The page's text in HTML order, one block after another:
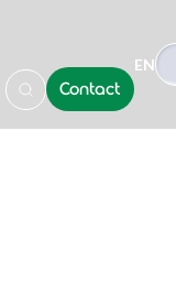
Contact
EN